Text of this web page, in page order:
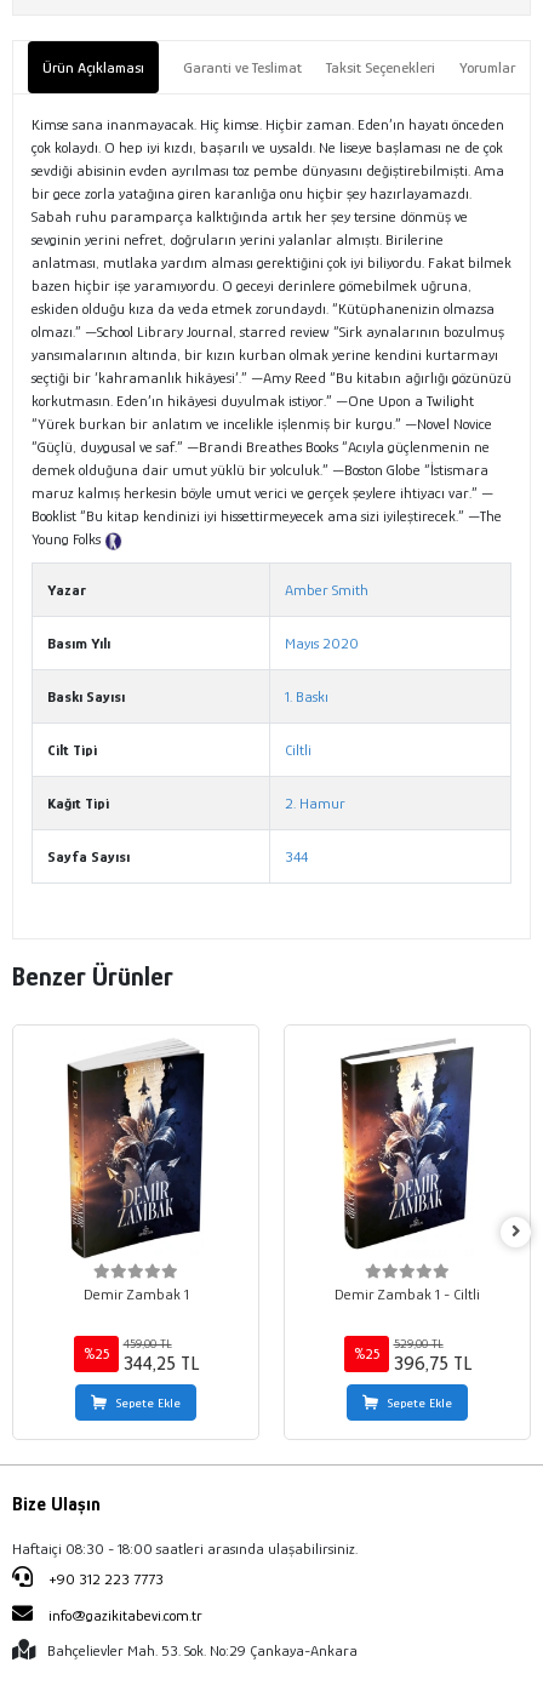
Ürün Açıklaması Garanti ve Teslimat Taksit Seçenekleri Yorumlar
Kimse sana inanmayacak. Hiç kimse. Hiçbir zaman. Eden’ın hayatı önceden
çok kolaydı. O hep iyi kızdı, başarılı ve uysaldı. Ne liseye başlaması ne de çok
sevdiği abisinin evden ayrılması toz pembe dünyasını değiştirebilmişti. Ama
bir gece zorla yatağına giren karanlığa onu hiçbir şey hazırlayamazdı.
Sabah ruhu paramparça kalktığında artık her şey tersine dönmüş ve
sevginin yerini nefret, doğruların yerini yalanlar almıştı. Birilerine
anlatması, mutlaka yardım alması gerektiğini çok iyi biliyordu. Fakat bilmek
bazen hiçbir işe yaramıyordu. O geceyi derinlere gömebilmek uğruna,
eskiden olduğu kıza da veda etmek zorundaydı. “Kütüphanenizin olmazsa
olmazı.” —School Library Journal, starred review “Sirk aynalarının bozulmuş
yansımalarının altında, bir kızın kurban olmak yerine kendini kurtarmayı
seçtiği bir ‘kahramanlık hikâyesi’.” —Amy Reed “Bu kitabın ağırlığı gözünüzü
korkutmasın. Eden’ın hikâyesi duyulmak istiyor.” —One Upon a Twilight
“Yürek burkan bir anlatım ve incelikle işlenmiş bir kurgu.” —Novel Novice
“Güçlü, duygusal ve saf.” —Brandi Breathes Books “Acıyla güçlenmenin ne
demek olduğuna dair umut yüklü bir yolculuk.” —Boston Globe “İstismara
maruz kalmış herkesin böyle umut verici ve gerçek şeylere ihtiyacı var.” —
Booklist “Bu kitap kendinizi iyi hissettirmeyecek ama sizi iyileştirecek.” —The
Young Folks
Yazar Amber Smith
Basım Yılı Mayıs 2020
Baskı Sayısı 1. Baskı
Cilt Tipi Ciltli
Kağıt Tipi 2. Hamur
Sayfa Sayısı 344
Benzer Ürünler
Demir Zambak 1
%25
459,00 TL
344,25 TL
Sepete Ekle
Demir Zambak 1 - Ciltli
%25
529,00 TL
396,75 TL
Sepete Ekle
Bize Ulaşın
Haftaiçi 08:30 - 18:00 saatleri arasında ulaşabilirsiniz.
+90 312 223 7773
info@gazikitabevi.com.tr
Bahçelievler Mah. 53. Sok. No:29 Çankaya-Ankara